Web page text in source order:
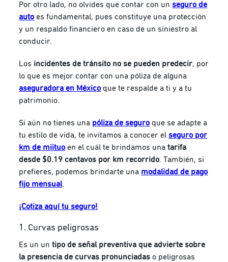
Por otro lado, no olvides que contar con unseguro de
auto es fundamental, pues constituye una protección
y un respaldo financiero en caso de un siniestro al
conducir.
Los incidentes de tránsito no se pueden predecir, por
lo que es mejor contar con una póliza de alguna
aseguradora en México que te respalde a ti y a tu
patrimonio.
Si aún no tienes una póliza de seguro que se adapte a
tu estilo de vida, te invitamos a conocer elseguro por
km de miituo en el cuál te brindamos unatarifa
desde $0.19 centavos por km recorrido. También, si
prefieres, podemos brindarte una modalidad de pago
fijo mensual.
¡Cotiza aquí tu seguro!
1. Curvas peligrosas
Es un untipo de señal preventiva que advierte sobre
la presencia de curvas pronunciadas o peligrosas